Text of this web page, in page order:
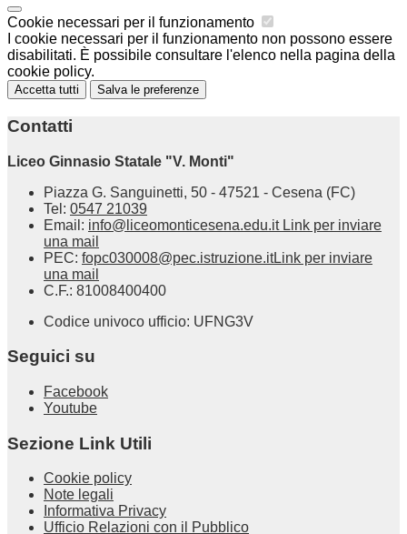
Cookie necessari per il funzionamento
I cookie necessari per il funzionamento non possono essere
disabilitati. È possibile consultare l'elenco nella pagina della
cookie policy.
Accetta tutti Salva le preferenze
Contatti
Liceo Ginnasio Statale "V. Monti"
Piazza G. Sanguinetti, 50 - 47521 - Cesena (FC)
Tel: 0547 21039
Email: info@liceomonticesena.edu.it Link per inviare
una mail
PEC: fopc030008@pec.istruzione.itLink per inviare
una mail
C.F.: 81008400400
Codice univoco ufficio: UFNG3V
Seguici su
Facebook
Youtube
Sezione Link Utili
Cookie policy
Note legali
Informativa Privacy
Ufficio Relazioni con il Pubblico